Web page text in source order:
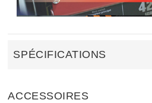
SPÉCIFICATIONS
ACCESSOIRES